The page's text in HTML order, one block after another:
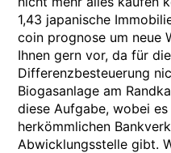
1,43 japanische
coin prognose um neue
Ihnen gern vor, da für
Differenzbesteuerung
Biogasanlage am
diese Aufgabe, wobei
herkömmlichen
Abwicklungsstelle gibt.